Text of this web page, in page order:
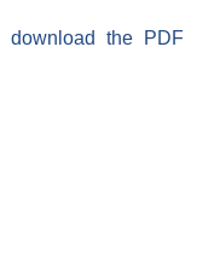
the PDF